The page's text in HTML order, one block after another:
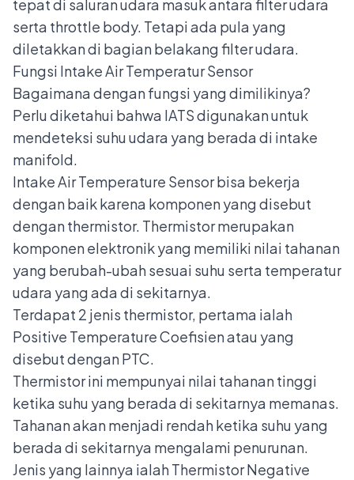
tepat di saluran udara masuk antara filter udara
serta throttle body. Tetapi ada pula yang
diletakkan di bagian belakang filter udara.
Fungsi Intake Air Temperatur Sensor
Bagaimana dengan fungsi yang dimilikinya?
Perlu diketahui bahwa IATS digunakan untuk
mendeteksi suhu udara yang berada di intake
manifold.
Intake Air Temperature Sensor bisa bekerja
dengan baik karena komponen yang disebut
dengan thermistor. Thermistor merupakan
komponen elektronik yang memiliki nilai tahanan
yang berubah-ubah sesuai suhu serta temperatur
udara yang ada di sekitarnya.
Terdapat 2 jenis thermistor, pertama ialah
Positive Temperature Coefisien atau yang
disebut dengan PTC.
Thermistor ini mempunyai nilai tahanan tinggi
ketika suhu yang berada di sekitarnya memanas.
Tahanan akan menjadi rendah ketika suhu yang
berada di sekitarnya mengalami penurunan.
Jenis yang lainnya ialah Thermistor Negative